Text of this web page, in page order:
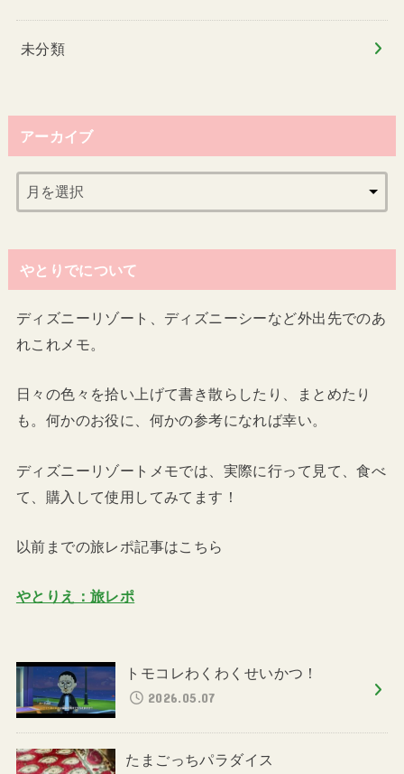
未分類
アーカイブ
やとりでについて
ディズニーリゾート、ディズニーシーなど外出先でのあ
れこれメモ。
日々の色々を拾い上げて書き散らしたり、まとめたり
も。何かのお役に、何かの参考になれば幸い。
ディズニーリゾートメモでは、実際に行って見て、食べ
て、購入して使用してみてます！
以前までの旅レポ記事はこちら
やとりえ：旅レポ
トモコレわくわくせいかつ！
2026.05.07
たまごっちパラダイス